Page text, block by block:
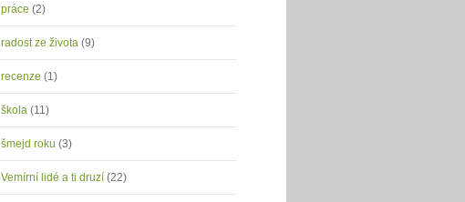
práce (2)
radost ze života (9)
recenze (1)
škola (11)
šmejd roku (3)
Vemírní lidé a ti druzí (22)